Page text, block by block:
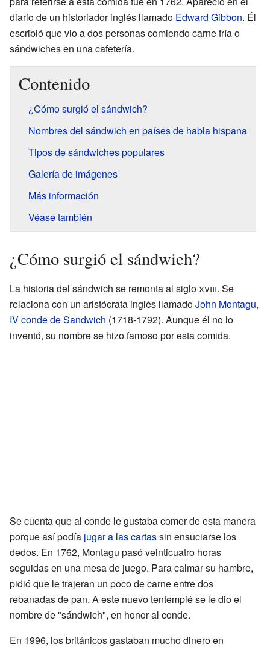
diario de un historiador inglés llamado Edward Gibbon. Él
escribió que vio a dos personas comiendo carne fría o
sándwiches en una cafetería.
Contenido
¿Cómo surgió el sándwich?
Nombres del sándwich en países de habla hispana
Tipos de sándwiches populares
Galería de imágenes
Más información
Véase también
¿Cómo surgió el sándwich?
La historia del sándwich se remonta al sigloxviii. Se
relaciona con un aristócrata inglés llamadoJohn Montagu,
IV conde de Sandwich (1718-1792). Aunque él no lo
inventó, su nombre se hizo famoso por esta comida.
Se cuenta que al conde le gustaba comer de esta manera
porque así podía jugar a las cartassin ensuciarse los
dedos. En 1762, Montagu pasó veinticuatro horas
seguidas en una mesa de juego. Para calmar su hambre,
pidió que le trajeran un poco de carne entre dos
rebanadas de pan. A este nuevo tentempié se le dio el
nombre de "sándwich", en honor al conde.
En 1996, los británicos gastaban mucho dinero en